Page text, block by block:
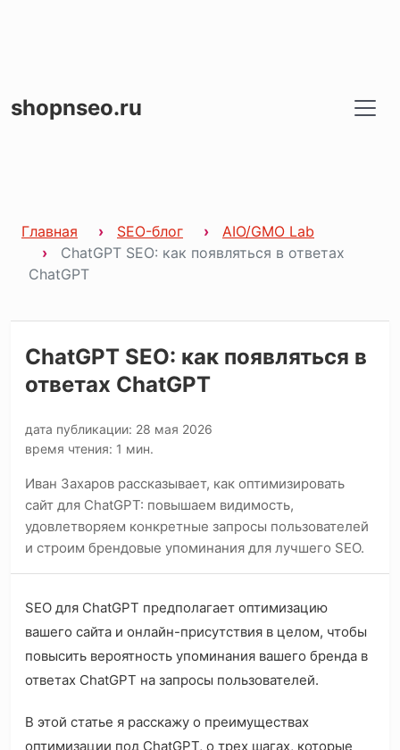
shopnseo.ru
Главная SEO-блог
AIO/GMO Lab
ChatGPT SEO: как появляться в ответах
ChatGPT
ChatGPT SEO: как появляться в
ответах ChatGPT
дата публикации: 28 мая 2026
время чтения: 1 мин.
Иван Захаров рассказывает, как оптимизировать
сайт для ChatGPT: повышаем видимость,
удовлетворяем конкретные запросы пользователей
и строим брендовые упоминания для лучшего SEO.
SEO для ChatGPT предполагает оптимизацию
вашего сайта и онлайн-присутствия в целом, чтобы
повысить вероятность упоминания вашего бренда в
ответах ChatGPT на запросы пользователей.
В этой статье я расскажу о преимуществах
оптимизации под ChatGPT, о трех шагах, которые